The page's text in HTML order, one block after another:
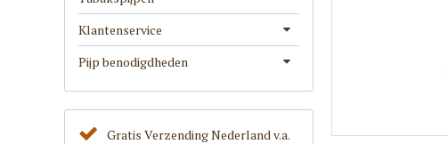
Klantenservice
Pijp benodigdheden
Gratis Verzending Nederland v.a.